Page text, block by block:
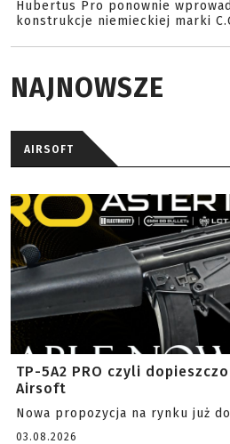
Hubertus Pro ponownie
konstrukcje niemieckiej marki
NAJNOWSZE
AIRSOFT
TP-5A2 PRO czyli
Airsoft
Nowa propozycja na rynku już
03.08.2026